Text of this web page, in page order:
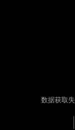
数据获取